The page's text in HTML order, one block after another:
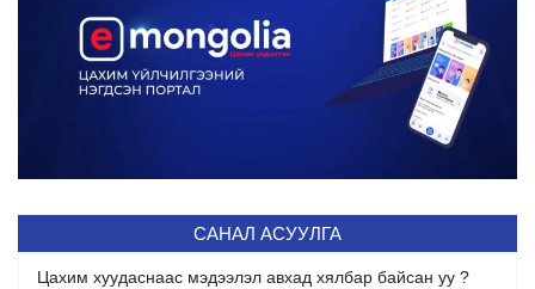
САНАЛ АСУУЛГА
Цахим хуудаснаас мэдээлэл авхад хялбар байсан уу ?